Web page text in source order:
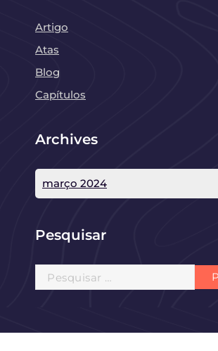
Artigo
Atas
Blog
Capítulos
Archives
março 2024
Pesquisar
Pesquisar
por: